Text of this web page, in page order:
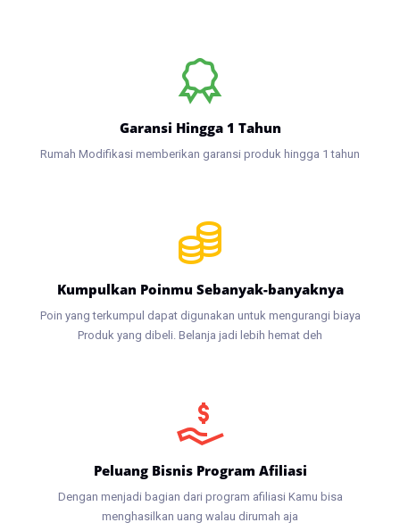
Garansi Hingga 1 Tahun
Rumah Modifikasi memberikan garansi produk hingga 1 tahun
Kumpulkan Poinmu Sebanyak-banyaknya
Poin yang terkumpul dapat digunakan untuk mengurangi biaya
Produk yang dibeli. Belanja jadi lebih hemat deh
Peluang Bisnis Program Afiliasi
Dengan menjadi bagian dari program afiliasi Kamu bisa
menghasilkan uang walau dirumah aja